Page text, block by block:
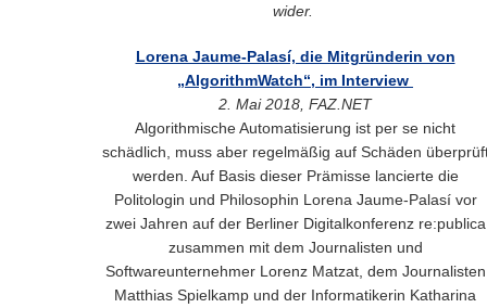
wider.
Lorena Jaume-Palasí, die Mitgründerin von
„AlgorithmWatch“, im Interview
2. Mai 2018, FAZ.NET
Algorithmische Automatisierung ist per se nicht
schädlich, muss aber regelmäßig auf Schäden
werden. Auf Basis dieser Prämisse lancierte die
Politologin und Philosophin Lorena Jaume-Palasí vor
zwei Jahren auf der Berliner Digitalkonferenz re:publica
zusammen mit dem Journalisten und
Softwareunternehmer Lorenz Matzat, dem Journalisten
Matthias Spielkamp und der Informatikerin Katharina